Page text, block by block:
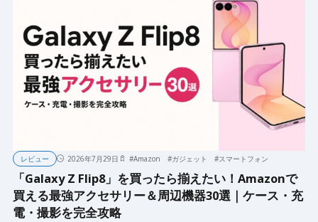
レビュー 2026年7月29日 #Amazon #ガジェット #スマートフォン
「Galaxy Z Flip8」を買ったら揃えたい！Amazonで
買える最強アクセサリー＆周辺機器30選｜ケース・充
電・撮影を完全攻略